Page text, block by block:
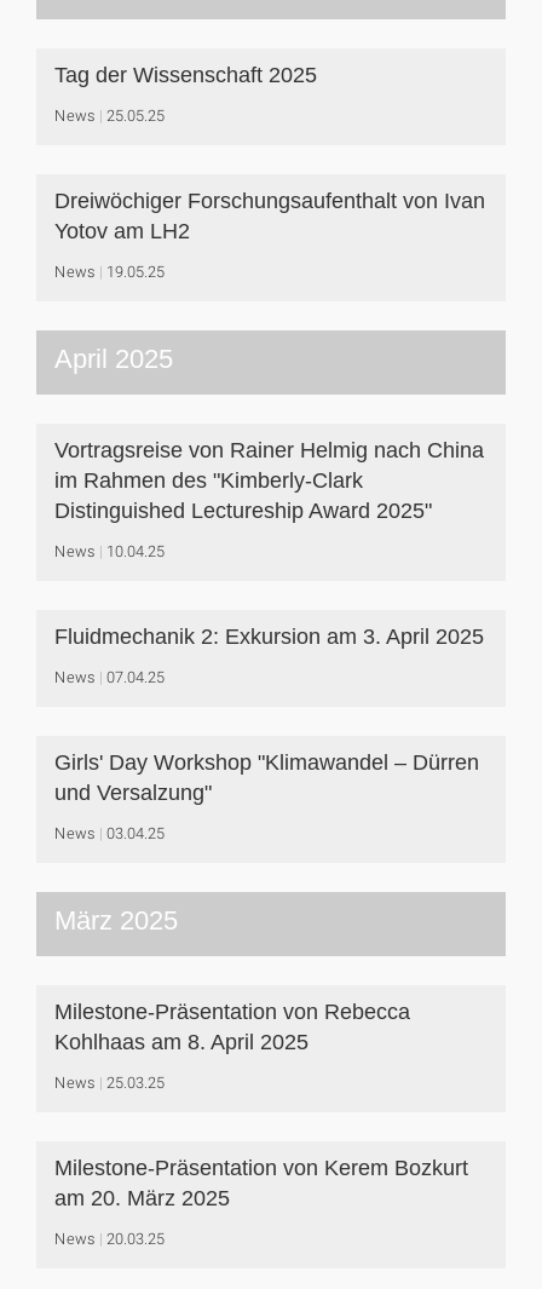
Tag der Wissenschaft 2025
News 25.05.25
Dreiwöchiger Forschungsaufenthalt von Ivan
Yotov am LH2
News 19.05.25
April 2025
Vortragsreise von Rainer Helmig nach China
im Rahmen des "Kimberly-Clark
Distinguished Lectureship Award 2025"
News 10.04.25
Fluidmechanik 2: Exkursion am 3. April 2025
News 07.04.25
Girls' Day Workshop "Klimawandel – Dürren
und Versalzung"
News 03.04.25
März 2025
Milestone-Präsentation von Rebecca
Kohlhaas am 8. April 2025
News 25.03.25
Milestone-Präsentation von Kerem Bozkurt
am 20. März 2025
News 20.03.25